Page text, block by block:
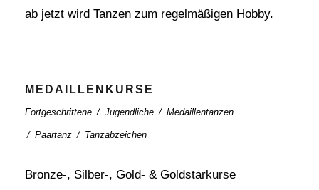
ab jetzt wird Tanzen zum regelmäßigen Hobby.
MEDAILLENKURSE
Fortgeschrittene / Jugendliche / Medaillentanzen
/ Paartanz / Tanzabzeichen
Bronze-, Silber-, Gold- & Goldstarkurse